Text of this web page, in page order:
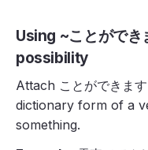
Using ~ことがで
possibility
Attach ことができま
dictionary form of a
something.